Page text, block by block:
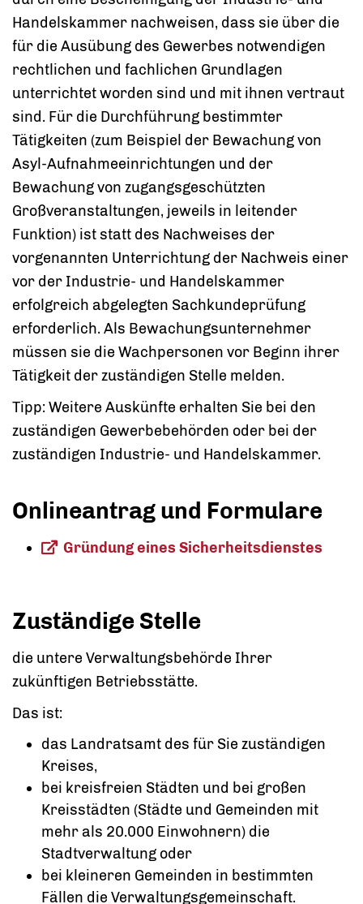
Handelskammer nachweisen, dass sie über die
für die Ausübung des Gewerbes notwendigen
rechtlichen und fachlichen Grundlagen
unterrichtet worden sind und mit ihnen vertraut
sind. Für die Durchführung bestimmter
Tätigkeiten (zum Beispiel der Bewachung von
Asyl-Aufnahmeeinrichtungen und der
Bewachung von zugangsgeschützten
Großveranstaltungen, jeweils in leitender
Funktion) ist statt des Nachweises der
vorgenannten Unterrichtung der Nachweis einer
vor der Industrie- und Handelskammer
erfolgreich abgelegten Sachkundeprüfung
erforderlich. Als Bewachungsunternehmer
müssen sie die Wachpersonen vor Beginn ihrer
Tätigkeit der zuständigen Stelle melden.
Tipp: Weitere Auskünfte erhalten Sie bei den
zuständigen Gewerbebehörden oder bei der
zuständigen Industrie- und Handelskammer.
Onlineantrag und Formulare
Gründung eines Sicherheitsdienstes
Zuständige Stelle
die untere Verwaltungsbehörde Ihrer
zukünftigen Betriebsstätte.
Das ist:
das Landratsamt des für Sie zuständigen
Kreises,
bei kreisfreien Städten und bei großen
Kreisstädten (Städte und Gemeinden mit
mehr als 20.000 Einwohnern) die
Stadtverwaltung oder
bei kleineren Gemeinden in bestimmten
Fällen die Verwaltungsgemeinschaft.